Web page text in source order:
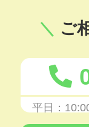
ご
平日：